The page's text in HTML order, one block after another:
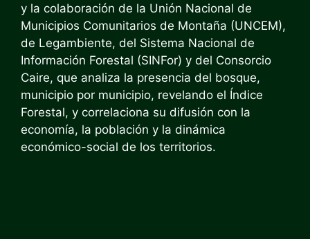
y la colaboración de la Unión Nacional de
Municipios Comunitarios de Montaña (UNCEM),
de Legambiente, del Sistema Nacional de
Información Forestal (SINFor) y del Consorcio
Caire, que analiza la presencia del bosque,
municipio por municipio, revelando el Índice
Forestal, y correlaciona su difusión con la
economía, la población y la dinámica
económico-social de los territorios.